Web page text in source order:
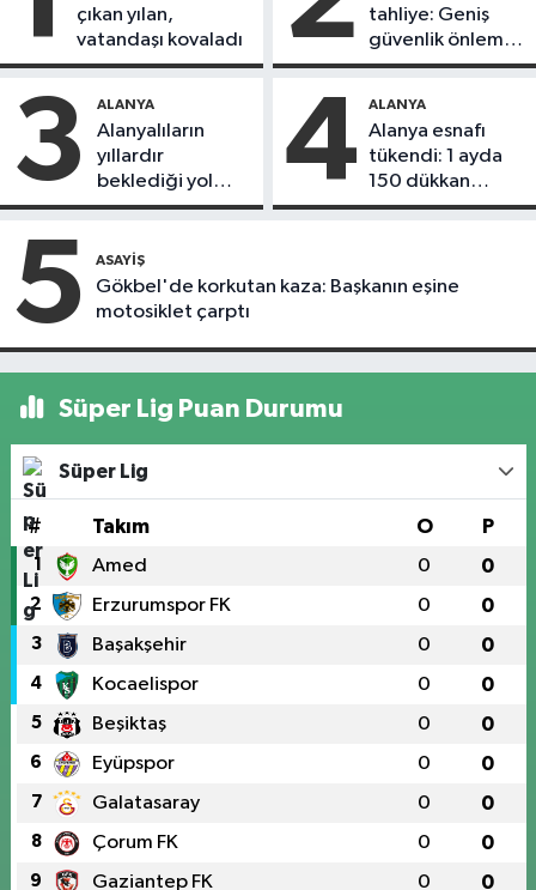
çıkan yılan,
vatandaşı kovaladı
tahliye: Geniş
güvenlik önlemi
alındı
3 ALANYA
Alanyalıların
yıllardır
beklediği yol
askıdan döndü
4 ALANYA
Alanya esnafı
tükendi: 1 ayda
150 dükkan
kapandı
5 ASAYIŞ
Gökbel'de korkutan kaza: Başkanın eşine
motosiklet çarptı
Süper Lig Puan Durumu
Süper Lig
# Takım O P
1 Amed 0 0
2 Erzurumspor FK 0 0
3 Başakşehir 0 0
4 Kocaelispor 0 0
5 Beşiktaş 0 0
6 Eyüpspor 0 0
7 Galatasaray 0 0
8 Çorum FK 0 0
9 Gaziantep FK 0 0